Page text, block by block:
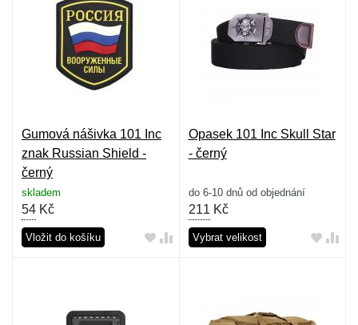
Gumová nášivka 101 Inc
znak Russian Shield -
černý
skladem
54 Kč
Vložit do košíku
Opasek 101 Inc Skull Star
- černý
do 6-10 dnů od objednání
211 Kč
Vybrat velikost